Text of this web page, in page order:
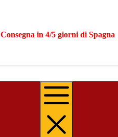
Consegna in 4/5 giorni di Spagna
MENU